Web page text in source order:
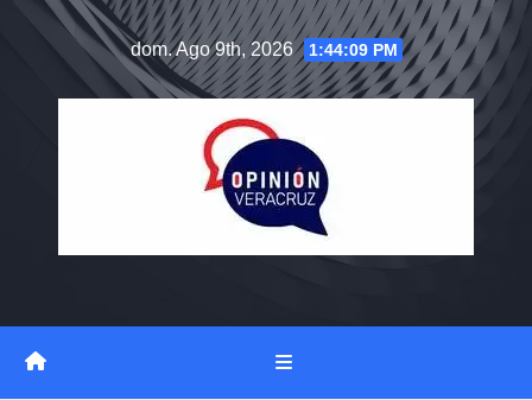
dom. Ago 9th, 2026 1:44:10 PM